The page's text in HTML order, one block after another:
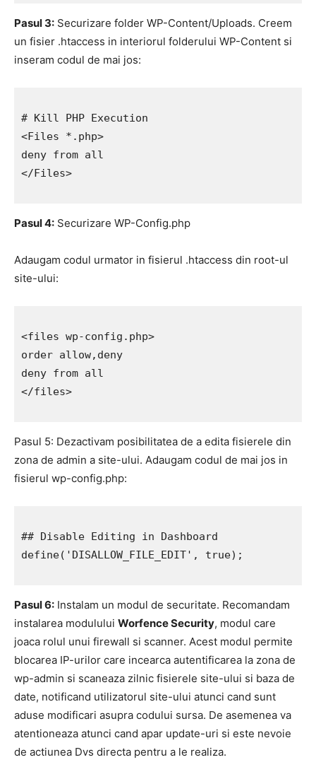
Pasul 3: Securizare folder WP-Content/Uploads. Creem
un fisier .htaccess in interiorul folderului WP-Content si
inseram codul de mai jos:
# Kill PHP Execution
<Files *.php>
deny from all
</Files>
Pasul 4: Securizare WP-Config.php
Adaugam codul urmator in fisierul .htaccess din root-ul
site-ului:
<files wp-config.php>
order allow,deny
deny from all
</files>
Pasul 5: Dezactivam posibilitatea de a edita fisierele din
zona de admin a site-ului. Adaugam codul de mai jos in
fisierul wp-config.php:
## Disable Editing in Dashboard
define('DISALLOW_FILE_EDIT', true);
Pasul 6: Instalam un modul de securitate. Recomandam
instalarea modulului Worfence Security, modul care
joaca rolul unui firewall si scanner. Acest modul permite
blocarea IP-urilor care incearca autentificarea la zona de
wp-admin si scaneaza zilnic fisierele site-ului si baza de
date, notificand utilizatorul site-ului atunci cand sunt
aduse modificari asupra codului sursa. De asemenea va
atentioneaza atunci cand apar update-uri si este nevoie
de actiunea Dvs directa pentru a le realiza.